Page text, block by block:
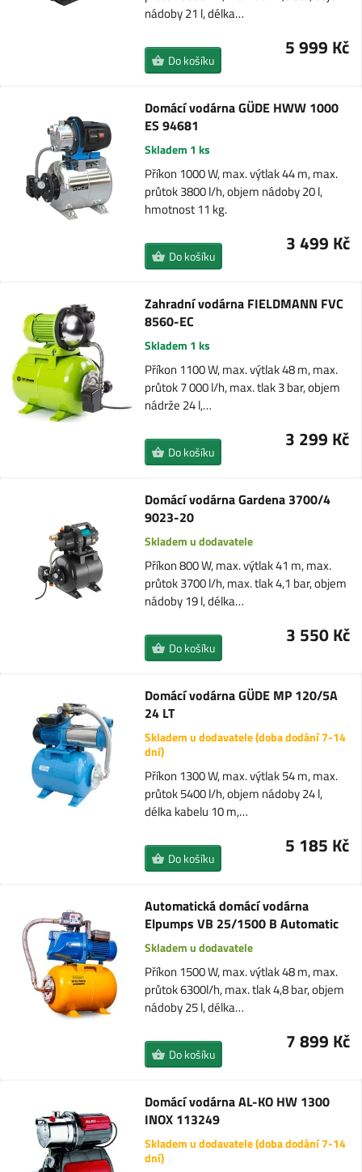
nádoby 21 l, délka…
5 999 Kč
Do košíku
Domácí vodárna GÜDE HWW 1000
ES 94681
Skladem 1 ks
Příkon 1000 W, max. výtlak 44 m, max.
průtok 3800 l/h, objem nádoby 20 l,
hmotnost 11 kg.
3 499 Kč
Do košíku
Zahradní vodárna FIELDMANN FVC
8560-EC
Skladem 1 ks
Příkon 1100 W, max. výtlak 48 m, max.
průtok 7 000 l/h, max. tlak 3 bar, objem
nádrže 24 l,…
3 299 Kč
Do košíku
Domácí vodárna Gardena 3700/4
9023-20
Skladem u dodavatele
Příkon 800 W, max. výtlak 41 m, max.
průtok 3700 l/h, max. tlak 4,1 bar, objem
nádoby 19 l, délka…
3 550 Kč
Do košíku
Domácí vodárna GÜDE MP 120/5A
24 LT
Skladem u dodavatele (doba dodání 7-14
dní)
Příkon 1300 W, max. výtlak 54 m, max.
průtok 5400 l/h, objem nádoby 24 l,
délka kabelu 10 m,…
5 185 Kč
Do košíku
Automatická domácí vodárna
Elpumps VB 25/1500 B Automatic
Skladem u dodavatele
Příkon 1500 W, max. výtlak 48 m, max.
průtok 6300l/h, max. tlak 4,8 bar, objem
nádoby 25 l, délka…
7 899 Kč
Do košíku
Domácí vodárna AL-KO HW 1300
INOX 113249
Skladem u dodavatele (doba dodání 7-14
dní)